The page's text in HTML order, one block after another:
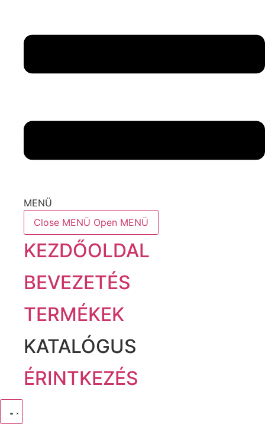
MENÜ
Close MENÜ Open MENÜ
KEZDŐOLDAL
BEVEZETÉS
TERMÉKEK
KATALÓGUS
ÉRINTKEZÉS